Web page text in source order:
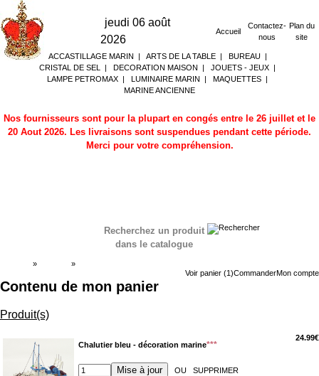
jeudi 06 août
2026
Accueil
Contactez-
nous
Plan du
site
ACCASTILLAGE MARIN | ARTS DE LA TABLE| BUREAU|
CRISTAL DE SEL
| DECORATION MAISON | JOUETS - JEUX |
LAMPE PETROMAX | LUMINAIRE MARIN | MAQUETTES |
MARINE ANCIENNE
Nos fournisseurs sont pour la plupart en congés entre le 26 juillet et le
20 Aout 2026. Les livraisons sont suspendues pendant cette période.
Merci pour votre compréhension.
Recherchez un produit
dans le catalogue
Voir panier (1)CommanderMon compte
» »
Contenu de mon panier
Produit(s)
Chalutier bleu - décoration marine***
Mise à jour OU SUPPRIMER
24.99€